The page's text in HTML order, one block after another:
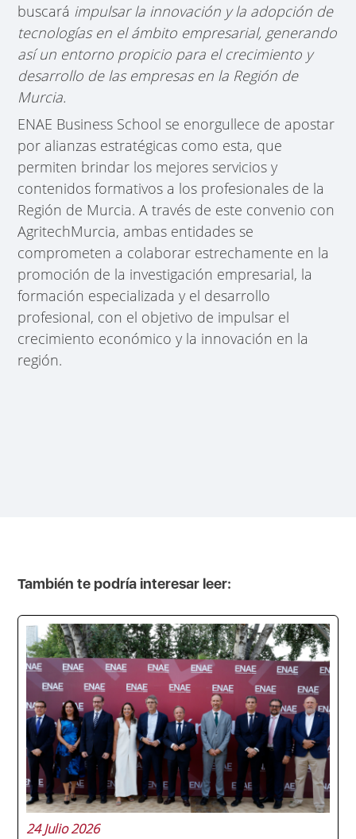
buscará impulsar la innovación y la adopción de
tecnologías en el ámbito empresarial, generando
así un entorno propicio para el crecimiento y
desarrollo de las empresas en la Región de
Murcia.
ENAE Business School se enorgullece de apostar
por alianzas estratégicas como esta, que
permiten brindar los mejores servicios y
contenidos formativos a los profesionales de la
Región de Murcia. A través de este convenio con
AgritechMurcia, ambas entidades se
comprometen a colaborar estrechamente en la
promoción de la investigación empresarial, la
formación especializada y el desarrollo
profesional, con el objetivo de impulsar el
crecimiento económico y la innovación en la
región.
También te podría interesar leer:
24 Julio 2026